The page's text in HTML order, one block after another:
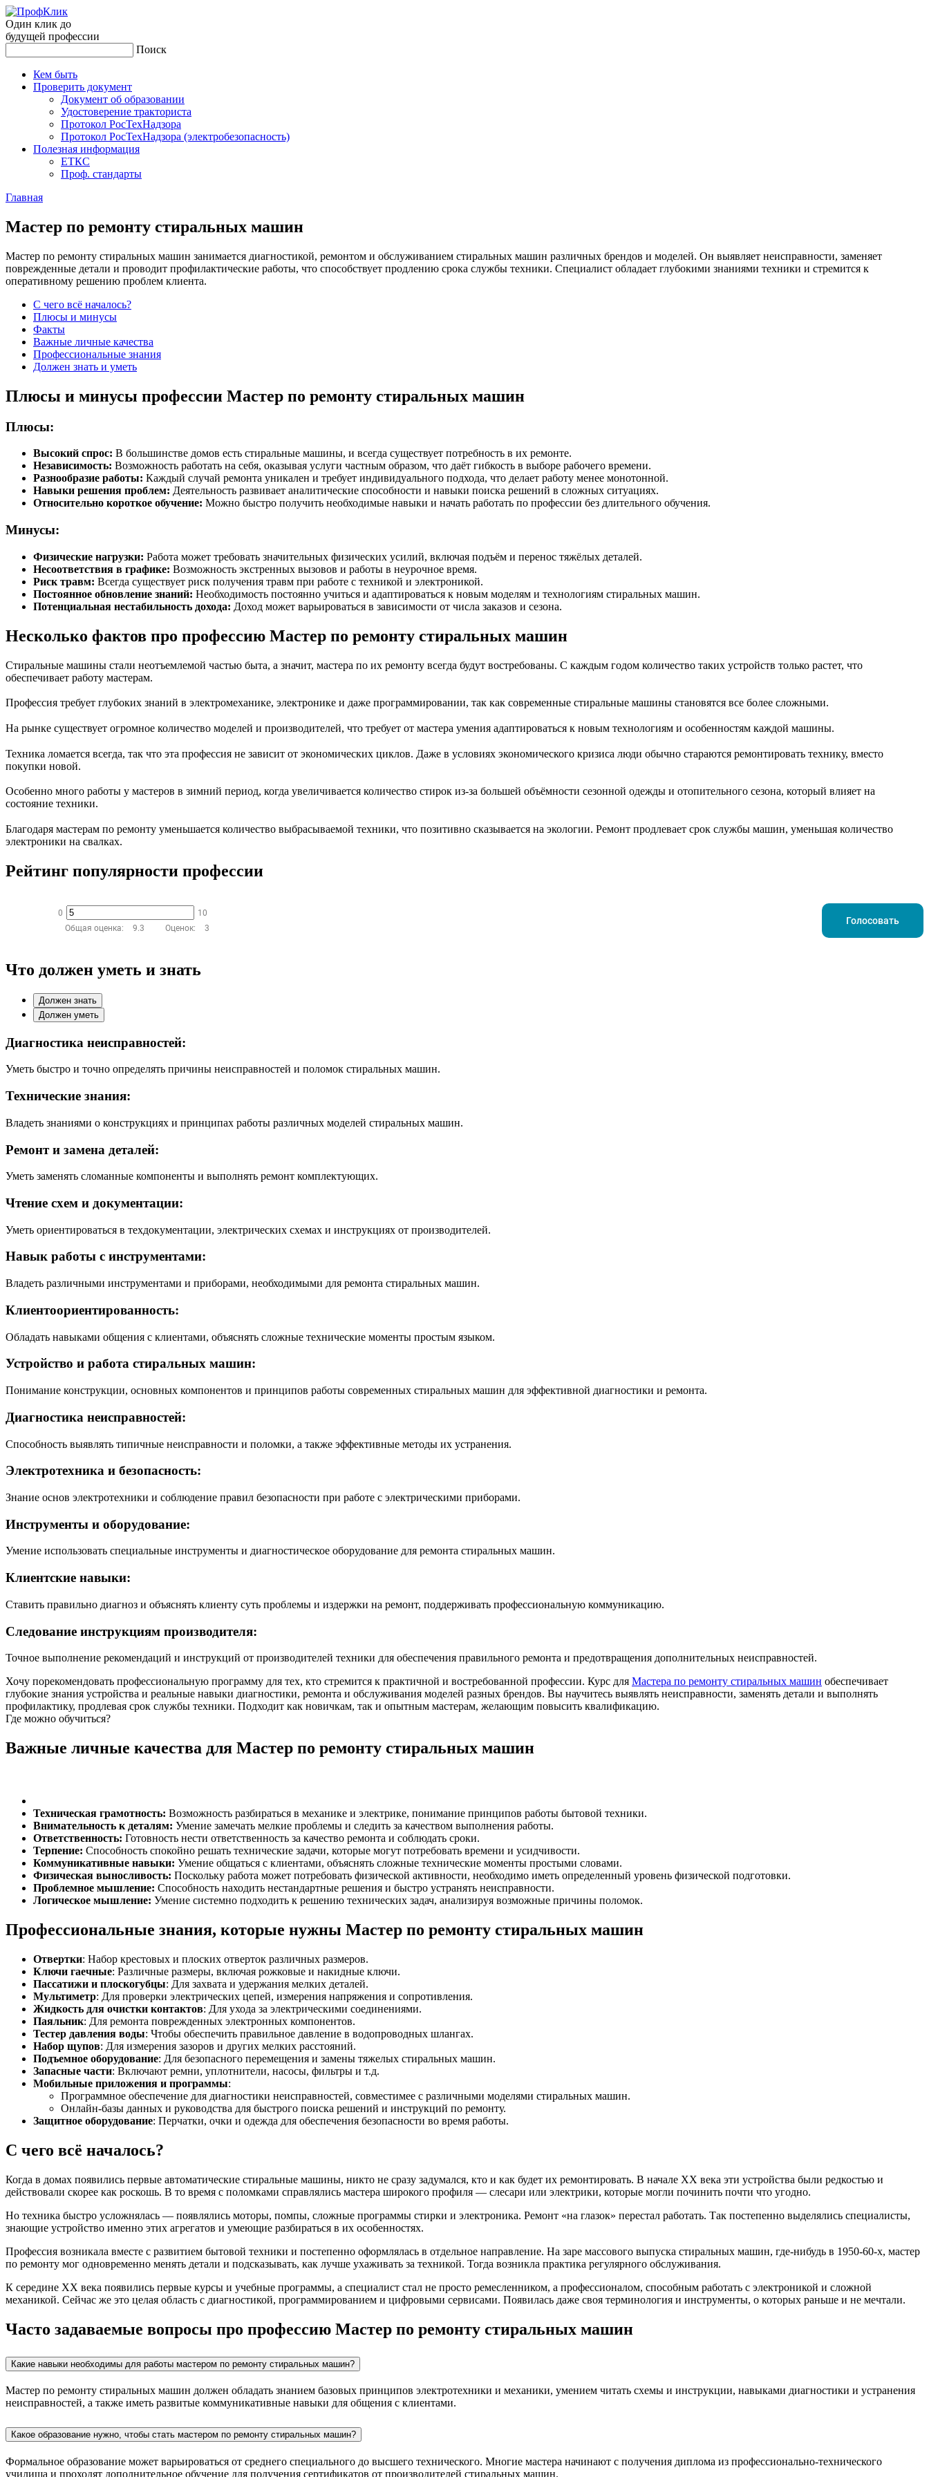
Один клик до
будущей профессии
Поиск
Кем быть
Проверить документ
Документ об образовании
Удостоверение тракториста
Протокол РосТехНадзора
Протокол РосТехНадзора (электробезопасность)
Полезная информация
ЕТКС
Проф. стандарты
Главная
Мас­тер по ре­мон­ту сти­раль­ных ма­шин
Мастер по ремонту стиральных машин занимается диагностикой, ремонтом и обслуживанием стиральных машин различных брендов и моделей. Он выявляет неисправности, заменяет
поврежденные детали и проводит профилактические работы, что способствует продлению срока службы техники. Специалист обладает глубокими знаниями техники и стремится к
оперативному решению проблем клиента.
С чего всё началось?
Плюсы и минусы
Факты
Важные личные качества
Профессиональные знания
Должен знать и уметь
Плюсы и минусы профессии Мастер по ремонту стиральных машин
Плюсы:
Высокий спрос: В большинстве домов есть стиральные машины, и всегда существует потребность в их ремонте.
Независимость: Возможность работать на себя, оказывая услуги частным образом, что даёт гибкость в выборе рабочего времени.
Разнообразие работы: Каждый случай ремонта уникален и требует индивидуального подхода, что делает работу менее монотонной.
Навыки решения проблем: Деятельность развивает аналитические способности и навыки поиска решений в сложных ситуациях.
Относительно короткое обучение: Можно быстро получить необходимые навыки и начать работать по профессии без длительного обучения.
Минусы:
Физические нагрузки: Работа может требовать значительных физических усилий, включая подъём и перенос тяжёлых деталей.
Несоответствия в графике: Возможность экстренных вызовов и работы в неурочное время.
Риск травм: Всегда существует риск получения травм при работе с техникой и электроникой.
Постоянное обновление знаний: Необходимость постоянно учиться и адаптироваться к новым моделям и технологиям стиральных машин.
Потенциальная нестабильность дохода: Доход может варьироваться в зависимости от числа заказов и сезона.
Несколько фактов про профессию Мастер по ремонту стиральных машин
Стиральные машины стали неотъемлемой частью быта, а значит, мастера по их ремонту всегда будут востребованы. С каждым годом количество таких устройств только растет, что
обеспечивает работу мастерам.
Профессия требует глубоких знаний в электромеханике, электронике и даже программировании, так как современные стиральные машины становятся все более сложными.
На рынке существует огромное количество моделей и производителей, что требует от мастера умения адаптироваться к новым технологиям и особенностям каждой машины.
Техника ломается всегда, так что эта профессия не зависит от экономических циклов. Даже в условиях экономического кризиса люди обычно стараются ремонтировать технику, вместо
покупки новой.
Особенно много работы у мастеров в зимний период, когда увеличивается количество стирок из-за большей объёмности сезонной одежды и отопительного сезона, который влияет на
состояние техники.
Благодаря мастерам по ремонту уменьшается количество выбрасываемой техники, что позитивно сказывается на экологии. Ремонт продлевает срок службы машин, уменьшая количество
электроники на свалках.
Рейтинг популярности профессии
0
10
Общая оценка:
9.3 Оценок: 3
Голосовать
Что должен уметь и знать
Должен знать
Должен уметь
Диагностика неисправностей:
Уметь быстро и точно определять причины неисправностей и поломок стиральных машин.
Технические знания:
Владеть знаниями о конструкциях и принципах работы различных моделей стиральных машин.
Ремонт и замена деталей:
Уметь заменять сломанные компоненты и выполнять ремонт комплектующих.
Чтение схем и документации:
Уметь ориентироваться в техдокументации, электрических схемах и инструкциях от производителей.
Навык работы с инструментами:
Владеть различными инструментами и приборами, необходимыми для ремонта стиральных машин.
Клиентоориентированность:
Обладать навыками общения с клиентами, объяснять сложные технические моменты простым языком.
Устройство и работа стиральных машин:
Понимание конструкции, основных компонентов и принципов работы современных стиральных машин для эффективной диагностики и ремонта.
Диагностика неисправностей:
Способность выявлять типичные неисправности и поломки, а также эффективные методы их устранения.
Электротехника и безопасность:
Знание основ электротехники и соблюдение правил безопасности при работе с электрическими приборами.
Инструменты и оборудование:
Умение использовать специальные инструменты и диагностическое оборудование для ремонта стиральных машин.
Клиентские навыки:
Ставить правильно диагноз и объяснять клиенту суть проблемы и издержки на ремонт, поддерживать профессиональную коммуникацию.
Следование инструкциям производителя:
Точное выполнение рекомендаций и инструкций от производителей техники для обеспечения правильного ремонта и предотвращения дополнительных неисправностей.
Хочу порекомендовать профессиональную программу для тех, кто стремится к практичной и востребованной профессии. Курс для Мастера по ремонту стиральных машин обеспечивает
глубокие знания устройства и реальные навыки диагностики, ремонта и обслуживания моделей разных брендов. Вы научитесь выявлять неисправности, заменять детали и выполнять
профилактику, продлевая срок службы техники. Подходит как новичкам, так и опытным мастерам, желающим повысить квалификацию.
Где можно обучиться?
Важные личные качества для Мастер по ремонту стиральных машин
Техническая грамотность: Возможность разбираться в механике и электрике, понимание принципов работы бытовой техники.
Внимательность к деталям: Умение замечать мелкие проблемы и следить за качеством выполнения работы.
Ответственность: Готовность нести ответственность за качество ремонта и соблюдать сроки.
Терпение: Способность спокойно решать технические задачи, которые могут потребовать времени и усидчивости.
Коммуникативные навыки: Умение общаться с клиентами, объяснять сложные технические моменты простыми словами.
Физическая выносливость: Поскольку работа может потребовать физической активности, необходимо иметь определенный уровень физической подготовки.
Проблемное мышление: Способность находить нестандартные решения и быстро устранять неисправности.
Логическое мышление: Умение системно подходить к решению технических задач, анализируя возможные причины поломок.
Профессиональные знания, которые нужны Мастер по ремонту стиральных машин
Отвертки: Набор крестовых и плоских отверток различных размеров.
Ключи гаечные: Различные размеры, включая рожковые и накидные ключи.
Пассатижи и плоскогубцы: Для захвата и удержания мелких деталей.
Мультиметр: Для проверки электрических цепей, измерения напряжения и сопротивления.
Жидкость для очистки контактов: Для ухода за электрическими соединениями.
Паяльник: Для ремонта поврежденных электронных компонентов.
Тестер давления воды: Чтобы обеспечить правильное давление в водопроводных шлангах.
Набор щупов: Для измерения зазоров и других мелких расстояний.
Подъемное оборудование: Для безопасного перемещения и замены тяжелых стиральных машин.
Запасные части: Включают ремни, уплотнители, насосы, фильтры и т.д.
Мобильные приложения и программы:
Программное обеспечение для диагностики неисправностей, совместимее с различными моделями стиральных машин.
Онлайн-базы данных и руководства для быстрого поиска решений и инструкций по ремонту.
Защитное оборудование: Перчатки, очки и одежда для обеспечения безопасности во время работы.
С чего всё началось?
Когда в домах появились первые автоматические стиральные машины, никто не сразу задумался, кто и как будет их ремонтировать. В начале XX века эти устройства были редкостью и
действовали скорее как роскошь. В то время с поломками справлялись мастера широкого профиля — слесари или электрики, которые могли починить почти что угодно.
Но техника быстро усложнялась — появлялись моторы, помпы, сложные программы стирки и электроника. Ремонт «на глазок» перестал работать. Так постепенно выделялись специалисты,
знающие устройство именно этих агрегатов и умеющие разбираться в их особенностях.
Профессия возникала вместе с развитием бытовой техники и постепенно оформлялась в отдельное направление. На заре массового выпуска стиральных машин, где-нибудь в 1950-60-х, мастер
по ремонту мог одновременно менять детали и подсказывать, как лучше ухаживать за техникой. Тогда возникла практика регулярного обслуживания.
К середине XX века появились первые курсы и учебные программы, а специалист стал не просто ремесленником, а профессионалом, способным работать с электроникой и сложной
механикой. Сейчас же это целая область с диагностикой, программированием и цифровыми сервисами. Появилась даже своя терминология и инструменты, о которых раньше и не мечтали.
Часто задаваемые вопросы про профессию Мастер по ремонту стиральных машин
Какие навыки необходимы для работы мастером по ремонту стиральных машин?
Мастер по ремонту стиральных машин должен обладать знанием базовых принципов электротехники и механики, умением читать схемы и инструкции, навыками диагностики и устранения
неисправностей, а также иметь развитые коммуникативные навыки для общения с клиентами.
Какое образование нужно, чтобы стать мастером по ремонту стиральных машин?
Формальное образование может варьироваться от среднего специального до высшего технического. Многие мастера начинают с получения диплома из профессионально-технического
училища и проходят дополнительное обучение для получения сертификатов от производителей стиральных машин.